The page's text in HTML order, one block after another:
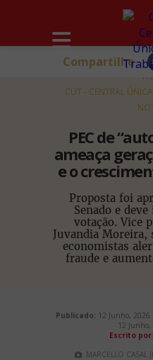
CUT - CENTRAL
PEC de
ameaça
e o
Proposta foi
Senado e
votação. Vice
Juvandia Moreira,
economistas
fraude e
Compartilhe
Publicado: 12 Junho,
12
Escrito
MARCELLO CASAL